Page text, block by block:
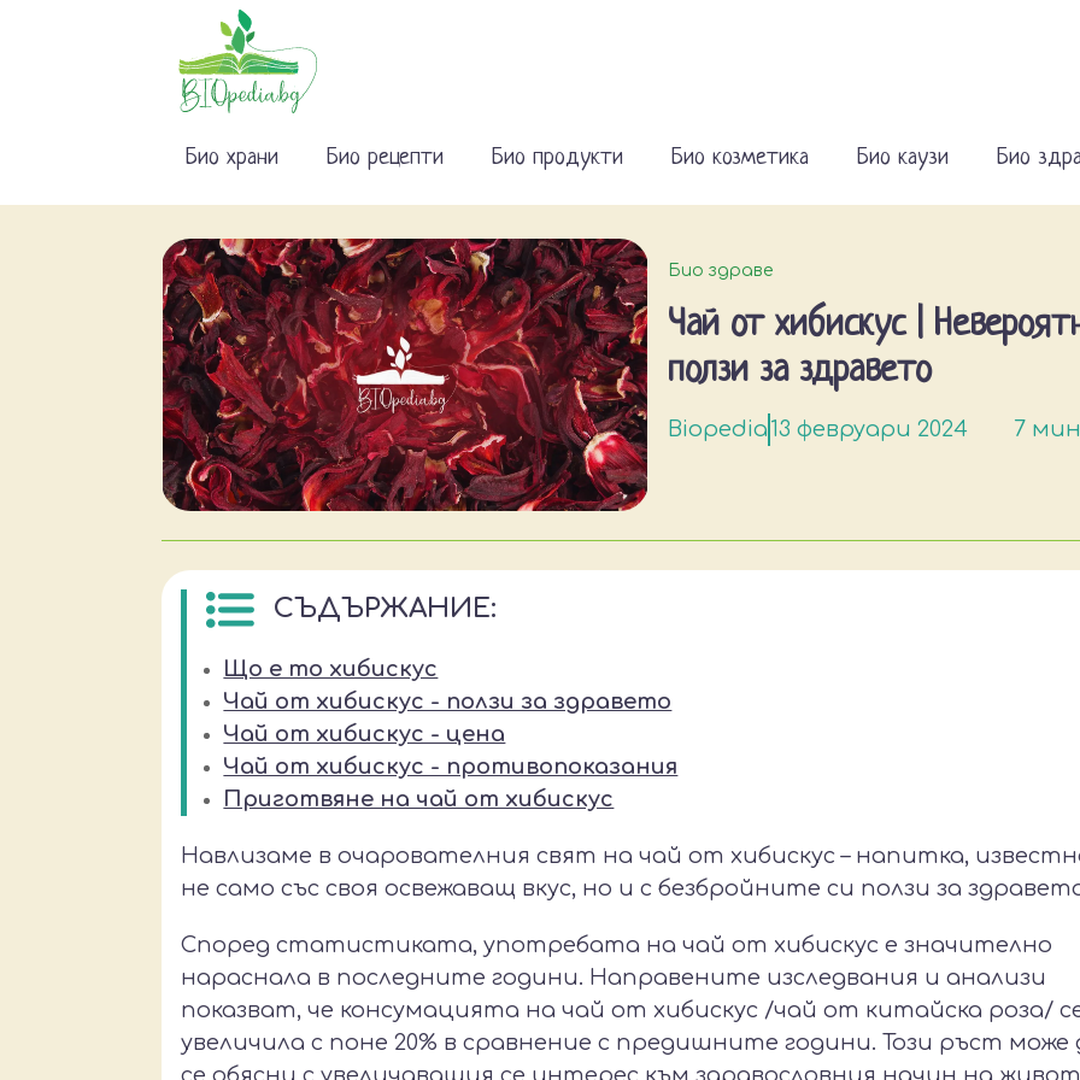
Био храни Био рецепти Био продукти Био козметика Био каузи Био
Био здраве
Чай от хибискус |
ползи за здравето
Biopedia 13 февруари 2024 7
СЪДЪРЖАНИЕ:
Що е то хибискус
Чай от хибискус - ползи за здравето
Чай от хибискус - цена
Чай от хибискус - противопоказания
Приготвяне на чай от хибискус
Навлизаме в очарователния свят на чай от хибискус – напитка,
не само със своя освежаващ вкус, но и с безбройните си ползи за
Според статистиката, употребата на чай от хибискус е значително
нараснала в последните години. Направените изследвания и анализи
показват, че консумацията на чай от хибискус /чай от китайска роза/
увеличила с поне 20% в сравнение с предишните години. Този ръст може